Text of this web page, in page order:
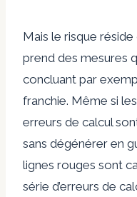
Mais le risque réside
prend des mesures
concluant par
franchie. Même si
erreurs de calcul
sans dégénérer en
lignes rouges sont
série d’erreurs de